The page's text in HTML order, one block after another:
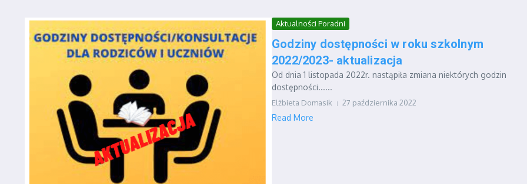
Aktualności Poradni
Godziny dostępności w roku szkolnym
2022/2023- aktualizacja
Od dnia 1 listopada 2022r. nastąpiła zmiana niektórych godzin
dostępności......
Elżbieta Domasik 27 października 2022
Read More